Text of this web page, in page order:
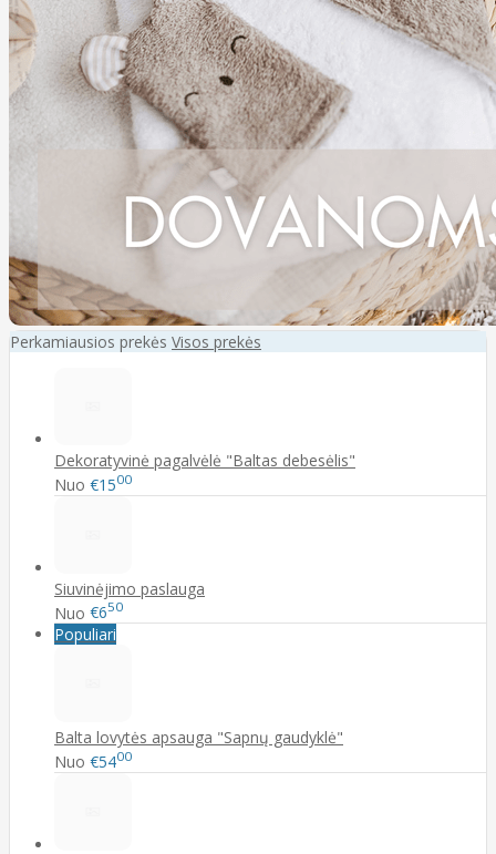
Perkamiausios prekės Visos prekės
Dekoratyvinė pagalvėlė "Baltas debesėlis"
Nuo €1500
Siuvinėjimo paslauga
Nuo €650
Populiari
Balta lovytės apsauga "Sapnų gaudyklė"
Nuo €5400